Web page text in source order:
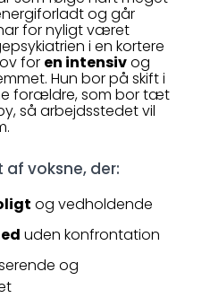
og går
for nyligt været
i en kortere
for en intensivog
Hun bor på skift i
forældre, som bor tæt
så arbejdsstedet vil
voksne, der:
og vedholdende
uden konfrontation
og